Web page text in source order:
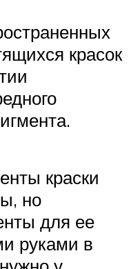
красок
краски
но
для ее
руками в